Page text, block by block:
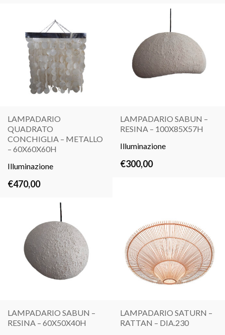
LEGGI
TUTTO
LAMPADARIO
QUADRATO
CONCHIGLIA – METALLO
– 60X60X60H
Illuminazione
€470,00
TUTTO
LAMPADARIO SABUN –
RESINA – 100X85X57H
Illuminazione
€300,00
LAMPADARIO SABUN –
RESINA – 60X50X40H
LAMPADARIO SATURN –
RATTAN – DIA.230